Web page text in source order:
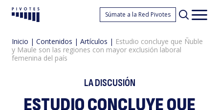
Pivotes Súmate a la Red Pivotes
Inicio | Contenidos | Artículos | Estudio concluye que Ñuble
y Maule son las regiones con mayor exclusión laboral
femenina del país
LA DISCUSIÓN
ESTUDIO CONCLUYE QUE